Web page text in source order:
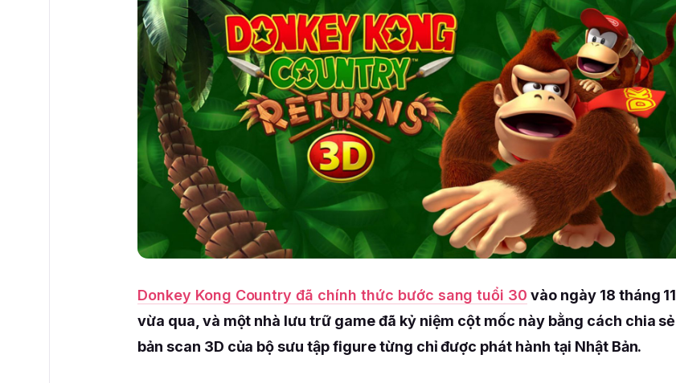
Donkey Kong Country đã chính thức bước sang tuổi 30 vào ngày 18 tháng 11
vừa qua, và một nhà lưu trữ game đã kỷ niệm cột mốc này bằng cách chia sẻ
bản scan 3D của bộ sưu tập figure từng chỉ được phát hành tại Nhật Bản.